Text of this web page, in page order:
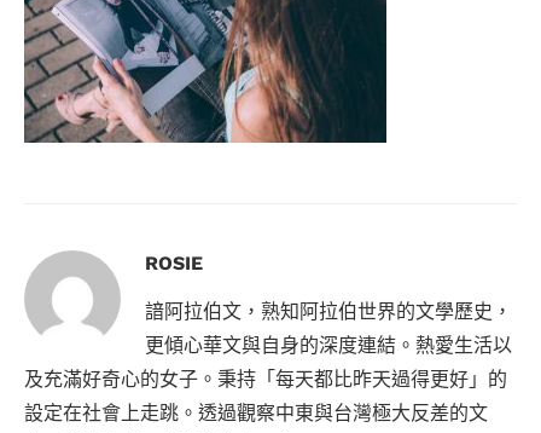
ROSIE
諳阿拉伯文，熟知阿拉伯世界的文學歷史，
更傾心華文與自身的深度連結。熱愛生活以
及充滿好奇心的女子。秉持「每天都比昨天過得更好」的
設定在社會上走跳。透過觀察中東與台灣極大反差的文